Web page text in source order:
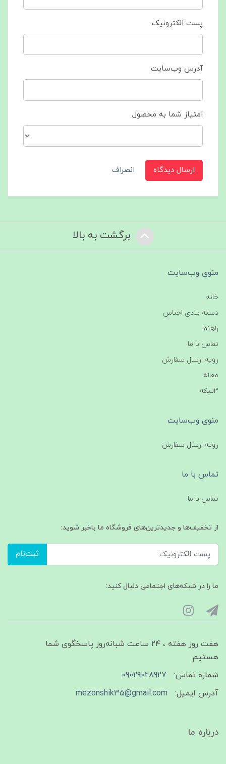
پست الکترونیک
آدرس وب‌سایت
امتیاز شما به محصول
ارسال دیدگاه انصراف
برگشت به بالا
منوی وب‌سایت
خانه
دسته بندی اجناس
راهنما
تماس با ما
رویه ارسال سفارش
مقاله
3تیکه
منوی وب‌سایت
رویه ارسال سفارش
تماس با ما
تماس با ما
از تخفیف‌ها و جدیدترین‌های فروشگاه ما باخبر شوید:
ثبت‌نام
ما را در شبکه‌های اجتماعی دنبال کنید:
هفت روز هفته ، ۲۴ ساعت شبانه‌روز پاسخگوی شما
هستیم
شماره تماس:
09029028927
آدرس ایمیل:
mezonshik35@gmail.com
درباره ما